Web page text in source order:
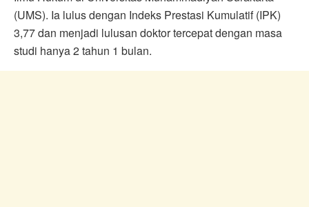
(UMS). Ia lulus dengan Indeks Prestasi Kumulatif (IPK)
3,77 dan menjadi lulusan doktor tercepat dengan masa
studi hanya 2 tahun 1 bulan.